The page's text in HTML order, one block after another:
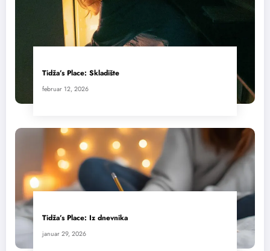
Tidža’s Place: Skladište
februar 12, 2026
Tidža’s Place: Iz dnevnika
januar 29, 2026